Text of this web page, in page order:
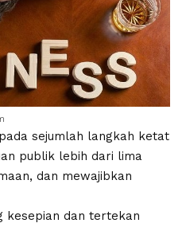
sejumlah langkah ketat
publik lebih dari lima
dan mewajibkan
kesepian dan tertekan